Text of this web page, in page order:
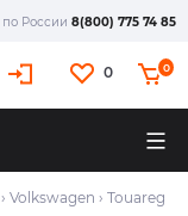
по России 8(800) 775 74 85
0 0
› Volkswagen › Touareg